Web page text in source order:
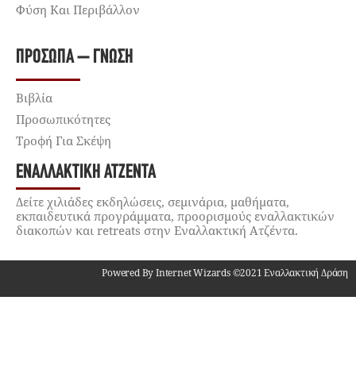
Φύση Και Περιβάλλον
ΠΡΌΣΩΠΑ – ΓΝΏΣΗ
Βιβλία
Προσωπικότητες
Τροφή Για Σκέψη
ΕΝΑΛΛΑΚΤΙΚΉ ΑΤΖΈΝΤΑ
Δείτε χιλιάδες εκδηλώσεις, σεμινάρια, μαθήματα,
εκπαιδευτικά προγράμματα, προορισμούς εναλλακτικών
διακοπών και retreats στην Εναλλακτική Ατζέντα.
Powered By Internet Wizards ©2021 Εναλλακτική Δράση